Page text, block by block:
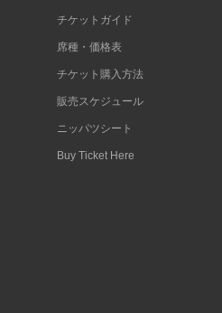
チケットガイド
席種・価格表
チケット購入方法
販売スケジュール
ニッパツシート
Buy Ticket Here